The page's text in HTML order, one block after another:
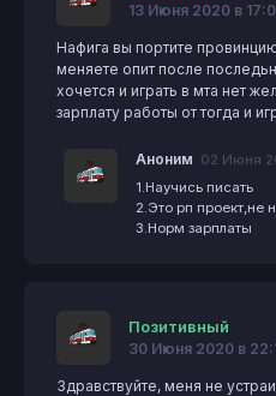
13 Июня 2020 в
Нафига вы портите
меняете опит после
хочется и играть в мта нет
зарплату работы от тогда и
Аноним 02 Июня
1.Научись писать
2.Это рп проект,не
3.Норм зарплаты
Позитивный
30 Июня 2020 в
Здравствуйте, меня не